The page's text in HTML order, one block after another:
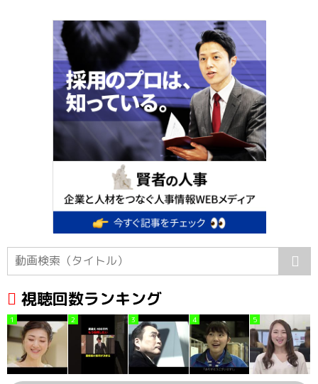
視聴回数ランキング
1 2 3 4 5